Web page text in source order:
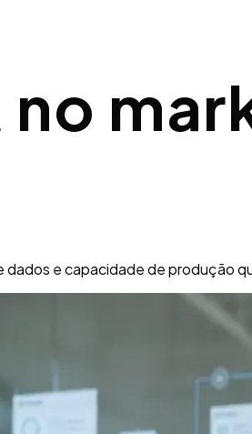
no
e capacidade de produção